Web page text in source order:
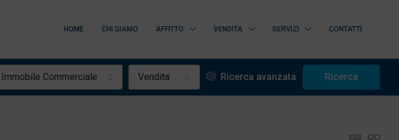
HOME CHI SIAMO AFFITTO VENDITA SERVIZI CONTATTI
Immobile Commerciale/CapannoneVendita Ricerca avanzata Ricerca